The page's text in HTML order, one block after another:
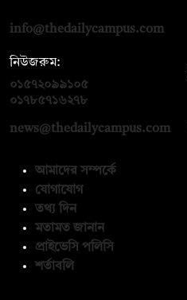
info@thedailycampus.com
নিউজরুম:
০১৫৭২০৯৯১০৫
০১৭৮৫৭১৬২৭৮
news@thedailycampus.com
আমাদের সম্পর্কে
যোগাযোগ
তথ্য দিন
মতামত জানান
প্রাইভেসি পলিসি
শর্তাবলি